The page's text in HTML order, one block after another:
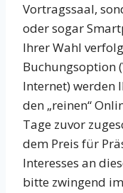
Vortragssaal,
oder sogar
Ihrer Wahl
Buchungsoption
Internet) werden
den „reinen“
Tage zuvor
dem Preis für
Interesses an
bitte zwingend